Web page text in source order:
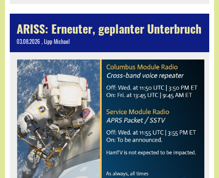
ARISS: Erneuter, geplanter Unterbruch
03.08.2026 , Lipp Michael